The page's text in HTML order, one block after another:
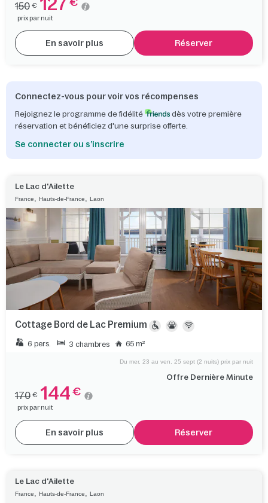
150 € 127 €
prix par nuit
En savoir plus Réserver
Connectez-vous pour voir vos récompenses
Rejoignez le programme de fidélité
dès votre première
réservation et bénéficiez d'une surprise offerte.
Se connecter ou s’inscrire
Le Lac d'Ailette
France, Hauts-de-France, Laon
Cottage Bord de Lac Premium
6 pers. 3 chambres 65 m²
Offre Dernière Minute
Du mer. 23 au ven. 25 sept (2 nuits) prix par nuit
170 € 144 €
prix par nuit
En savoir plus Réserver
Le Lac d'Ailette
France, Hauts-de-France, Laon